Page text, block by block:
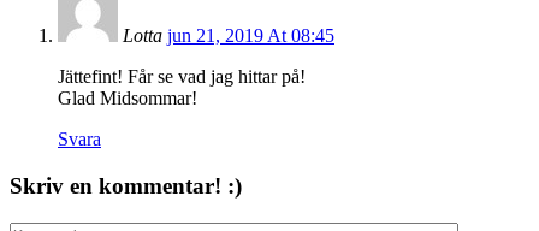
Lotta jun 21, 2019 At 08:45
Jättefint! Får se vad jag hittar på!
Glad Midsommar!
Svara
Skriv en kommentar! :)